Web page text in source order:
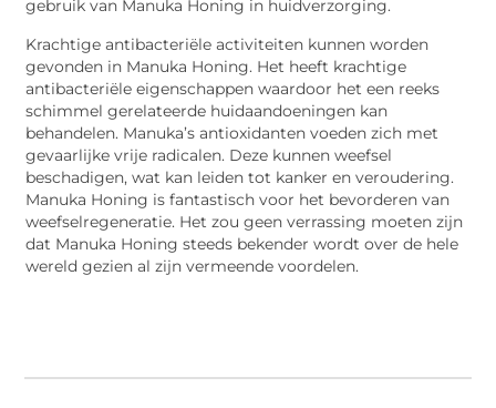
gebruik van Manuka Honing in huidverzorging.
Krachtige antibacteriële activiteiten kunnen worden
gevonden in Manuka Honing. Het heeft krachtige
antibacteriële eigenschappen waardoor het een reeks
schimmel gerelateerde huidaandoeningen kan
behandelen. Manuka’s antioxidanten voeden zich met
gevaarlijke vrije radicalen. Deze kunnen weefsel
beschadigen, wat kan leiden tot kanker en veroudering.
Manuka Honing is fantastisch voor het bevorderen van
weefselregeneratie. Het zou geen verrassing moeten zijn
dat Manuka Honing steeds bekender wordt over de hele
wereld gezien al zijn vermeende voordelen.